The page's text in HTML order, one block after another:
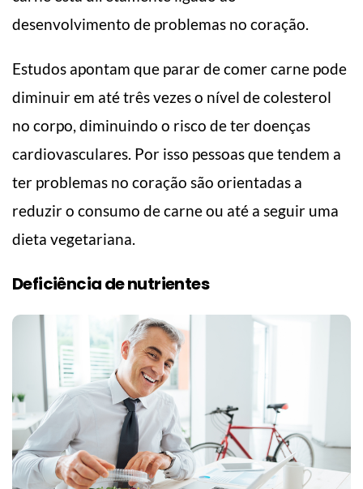
desenvolvimento de problemas no coração.
Estudos apontam que parar de comer carne pode
diminuir em até três vezes o nível de colesterol
no corpo, diminuindo o risco de ter doenças
cardiovasculares. Por isso pessoas que tendem a
ter problemas no coração são orientadas a
reduzir o consumo de carne ou até a seguir uma
dieta vegetariana.
Deficiência de nutrientes